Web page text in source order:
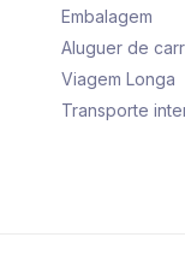
Embalagem
Aluguer de
Viagem Longa
Transporte